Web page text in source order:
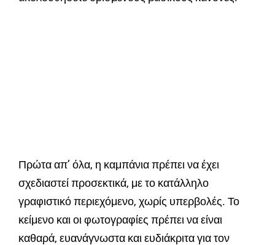
Πρώτα απ’ όλα, η καμπάνια πρέπει να έχει
σχεδιαστεί προσεκτικά, με το κατάλληλο
γραφιστικό περιεχόμενο, χωρίς υπερβολές. Το
κείμενο και οι φωτογραφίες πρέπει να είναι
καθαρά, ευανάγνωστα και ευδιάκριτα για τον